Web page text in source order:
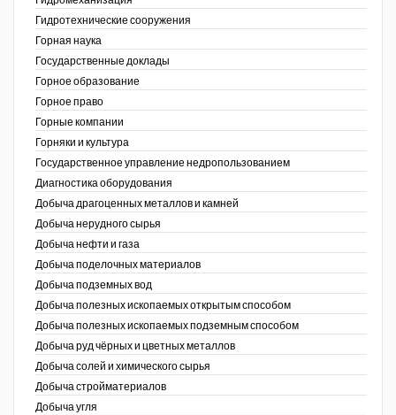
Гидротехнические сооружения
Горная наука
Государственные доклады
Горное образование
Горное право
Горные компании
Горняки и культура
Государственное управление недропользованием
Диагностика оборудования
Добыча драгоценных металлов и камней
Добыча нерудного сырья
Добыча нефти и газа
Добыча поделочных материалов
Добыча подземных вод
Добыча полезных ископаемых открытым способом
Добыча полезных ископаемых подземным способом
Добыча руд чёрных и цветных металлов
Добыча солей и химического сырья
Добыча стройматериалов
Добыча угля
Стандарт качества
Уголь
Уголь Кузбасса
Химагрегаты
Coal People Magazine
PWC